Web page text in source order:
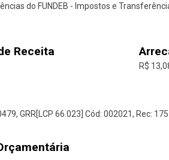
do FUNDEB - Impostos e
Receita
R$
GRR[LCP 66.023] Cód: 002021, Rec: